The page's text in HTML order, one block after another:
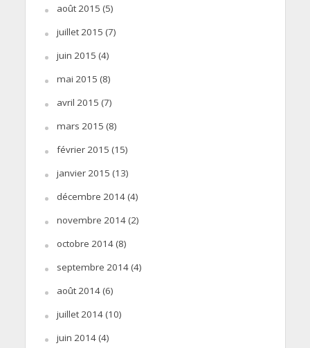
août 2015 (5)
juillet 2015 (7)
juin 2015 (4)
mai 2015 (8)
avril 2015 (7)
mars 2015 (8)
février 2015 (15)
janvier 2015 (13)
décembre 2014(4)
novembre 2014(2)
octobre 2014(8)
septembre 2014(4)
août 2014(6)
juillet 2014(10)
juin 2014(4)